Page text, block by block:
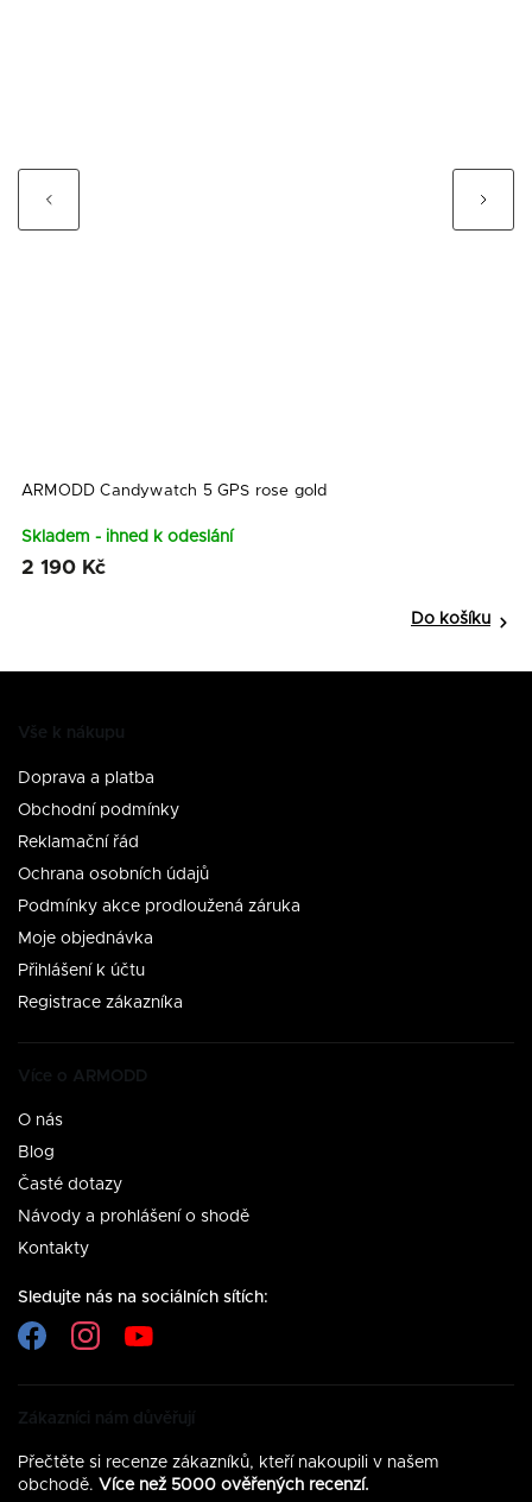
Previous
ARMODD Candywatch 5 GPS rose gold
Skladem - ihned k odeslání
2 190 Kč
Do košíku
Vše k nákupu
Doprava a platba
Obchodní podmínky
Reklamační řád
Ochrana osobních údajů
Podmínky akce prodloužená záruka
Moje objednávka
Přihlášení k účtu
Registrace zákazníka
Více o ARMODD
O nás
Blog
Časté dotazy
Návody a prohlášení o shodě
Kontakty
Sledujte nás na sociálních sítích:
Zákazníci nám důvěřují
Přečtěte si recenze zákazníků, kteří nakoupili v našem
obchodě. Více než 5000 ověřených recenzí.